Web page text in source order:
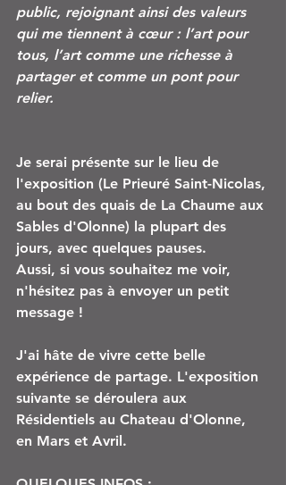
public, rejoignant ainsi des valeurs
qui me tiennent à cœur : l’art pour
tous, l’art comme une richesse à
partager et comme un pont pour
relier.
Je serai présente sur le lieu de
l'exposition (Le Prieuré Saint-Nicolas,
au bout des quais de La Chaume aux
Sables d'Olonne) la plupart des
jours, avec quelques pauses.
Aussi, si vous souhaitez me voir,
n'hésitez pas à envoyer un petit
message !
J'ai hâte de vivre cette belle
expérience de partage. L'exposition
suivante se déroulera aux
Résidentiels au Chateau d'Olonne,
en Mars et Avril.